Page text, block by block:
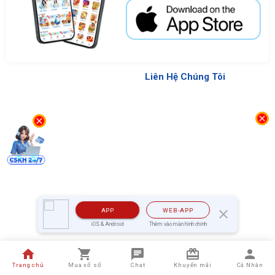
Liên Hệ Chúng Tôi
APP
iOS & Android
WEB-APP
Thêm vào màn hình chính
close
close
close
home
Trang chủ
shopping_cart
Mua xổ số
chat
Chat
redeem
Khuyến mãi
person
Cá Nhân